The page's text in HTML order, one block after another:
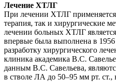
Лечение ХТЛГ
При лечении ХТЛГ применяется
терапия, так и хирургические
лечении больных ХТЛГ
впервые была выполнена в
разработку хирургического
клиника академика В.С.
данным В.С. Савельева,
в стволе ЛА до 50–95 мм рт. ст.,